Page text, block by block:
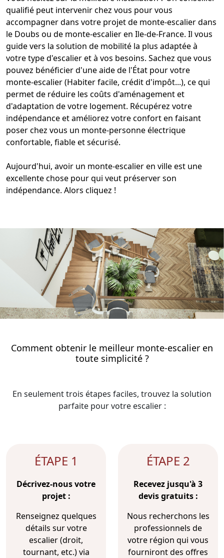
qualifié peut intervenir chez vous pour vous
accompagner dans votre projet de monte-escalier dans
le Doubs ou de monte-escalier en Ile-de-France. Il vous
guide vers la solution de mobilité la plus adaptée à
votre type d'escalieret à vos besoins. Sachez que vous
pouvez bénéficier d'uneaide de l'État pour votre
monte-escalier(Habiter facile, crédit d'impôt...), ce qui
permet de réduire les coûts d'aménagement et
d'adaptation de votre logement. Récupérez votre
indépendance et améliorez votre confort en faisant
poser chez vous un monte-personne électrique
confortable, fiable et sécurisé.
Aujourd'hui, avoir un monte-escalier en villeest une
excellente chose pour qui veut préserver son
indépendance. Alors cliquez !
Comment obtenir le meilleur monte-escalier en
toute simplicité ?
En seulement trois étapes faciles, trouvez la solution
parfaite pour votre escalier :
ÉTAPE 1
Décrivez-nous votre
projet :
Renseignez quelques
détails sur votre
escalier (droit,
tournant, etc.) via
ÉTAPE 2
Recevez jusqu'à 3
devis gratuits :
Nous recherchons les
professionnels de
votre région qui vous
fourniront des offres